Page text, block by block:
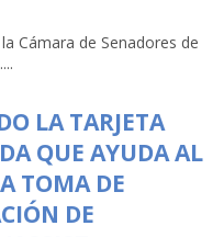
Cámara de Senadores de
LA TARJETA
QUE AYUDA AL
TOMA DE
DE